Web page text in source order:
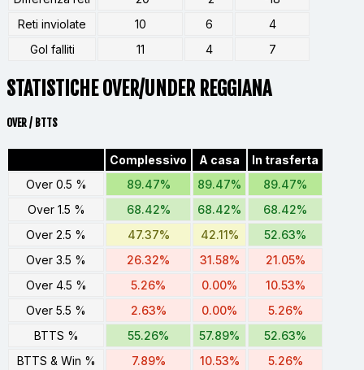
Reti inviolate
10 6
4
Gol falliti
11 4 7
STATISTICHE OVER/UNDER REGGIANA
OVER / BTTS
Complessivo A casa
In trasferta
Over 0.5 %
89.47% 89.47%
89.47%
Over 1.5 %
68.42% 68.42%
68.42%
Over 2.5 %
47.37% 42.11%
52.63%
Over 3.5 %
26.32% 31.58%
21.05%
Over 4.5 %
5.26% 0.00%
10.53%
Over 5.5 %
2.63% 0.00%
5.26%
BTTS %
55.26% 57.89%
52.63%
BTTS & Win %
7.89% 10.53%
5.26%